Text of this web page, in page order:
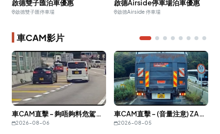
啟德雙子匯泊車優惠
啟德雙子匯停車場
啟德Airside停車場泊車優惠
啟德Airside 停車場
車CAM影片
車CAM直擊 - 夠唔夠料危駕？你兩個有咩恩怨情仇？
2026-08-06
車CAM直擊 - (音量注意) ZA2515 有車係後面仲想強行倒車出返去？
2026-08-05